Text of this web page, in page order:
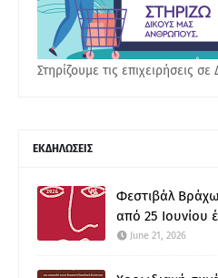
Στηρίζουμε τις επιχειρήσεις
ΕΚΔΗΛΩΣΕΙΣ
Φεστιβάλ
από 25 Ιουνίου
June 21, 2026